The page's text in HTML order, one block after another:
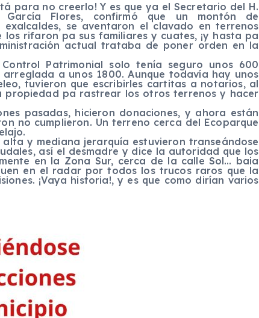
para no creerlo! Y es que ya el Secretario del H.
García Flores, confirmó que un montón de
exalcaldes, se aventaron el clavado en terrenos
rifaron pa sus familiares y cuates, ¡y hasta pa
actual trataba de poner orden en la
Patrimonial solo tenía seguro unos 600
a unos 1800. Aunque todavía hay unos
tuvieron que escribirles cartitas a notarios, al
pa rastrear los otros terrenos y hacer
pasadas, hicieron donaciones, y ahora están
no cumplieron. Un terreno cerca del Ecoparque
y mediana jerarquía estuvieron transeándose
así el desmadre y dice la autoridad que los
en la Zona Sur, cerca de la calle Sol… baia
en el radar por todos los trucos raros que la
¡Vaya historia!, y es que como dirían varios